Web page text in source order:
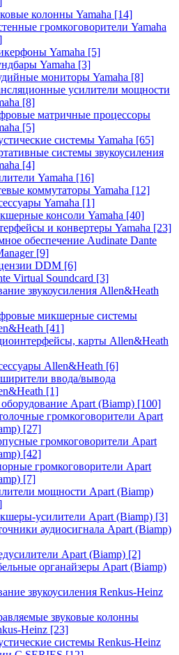
колонны Yamaha [14]
громкоговорители Yamaha
Yamaha [5]
Yamaha [3]
мониторы Yamaha [8]
усилители мощности
[8]
матричные процессоры
[5]
системы Yamaha [65]
системы звукоусиления
[4]
Yamaha [16]
коммутаторы Yamaha [12]
Yamaha [1]
консоли Yamaha [40]
и конвертеры Yamaha [23]
обеспечение Audinate Dante
[9]
DDM [6]
Virtual Soundcard [3]
звукоусиления Allen&Heath
микшерные системы
[41]
карты Allen&Heath
Allen&Heath [6]
ввода/вывода
[1]
оборудование Apart (Biamp) [100]
громкоговорители Apart
[27]
громкоговорители Apart
[42]
громкоговорители Apart
[7]
мощности Apart (Biamp)
усилители Apart (Biamp) [3]
аудиосигнала Apart (Biamp)
Apart (Biamp) [2]
органайзеры Apart (Biamp)
звукоусиления Renkus-Heinz
звуковые колонны
Heinz [23]
системы Renkus-Heinz